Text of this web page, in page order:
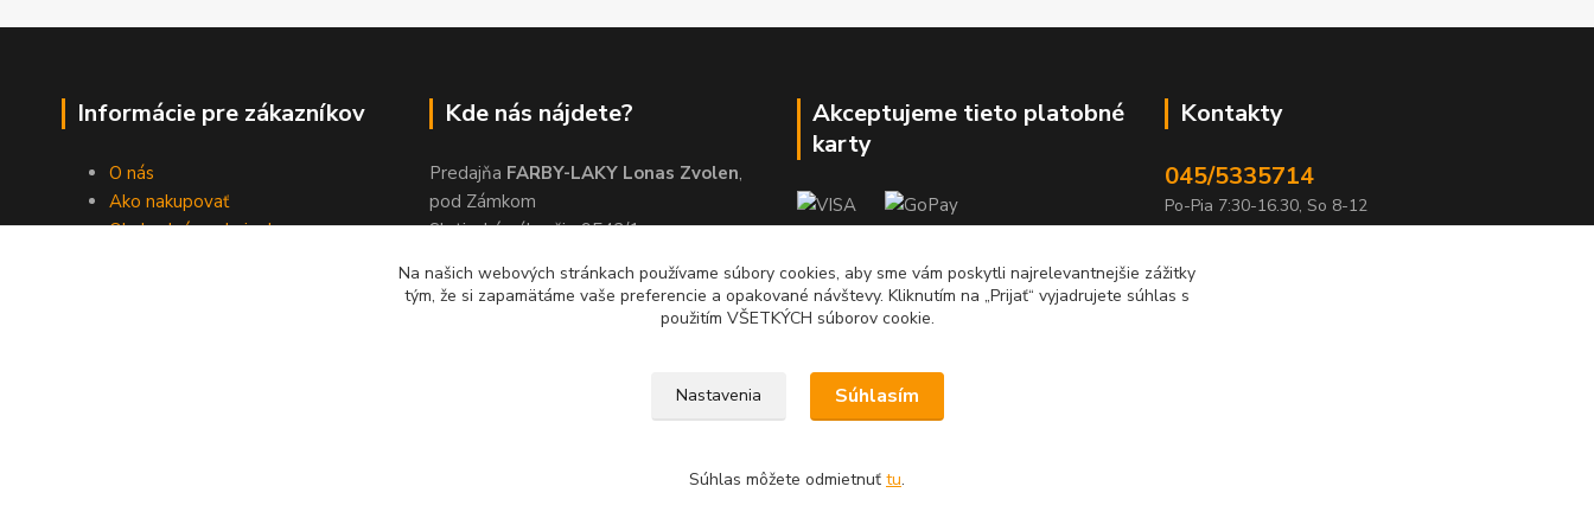
Informácie pre zákazníkov
O nás
Ako nakupovať
Obchodné podmienky
Kde nás nájdete?
Predajňa FARBY-LAKY Lonas Zvolen,
pod Zámkom
Slatinské nábrežie 9542/1
Akceptujeme tieto platobné
karty
Kontakty
045/5335714
Po-Pia 7:30-16.30, So 8-12
Na našich webových stránkach používame súbory cookies, aby sme vám poskytli najrelevantnejšie zážitky
tým, že si zapamätáme vaše preferencie a opakované návštevy. Kliknutím na „Prijať“ vyjadrujete súhlas s
použitím VŠETKÝCH súborov cookie.
Nastavenia Súhlasím
Súhlas môžete odmietnuť tu.